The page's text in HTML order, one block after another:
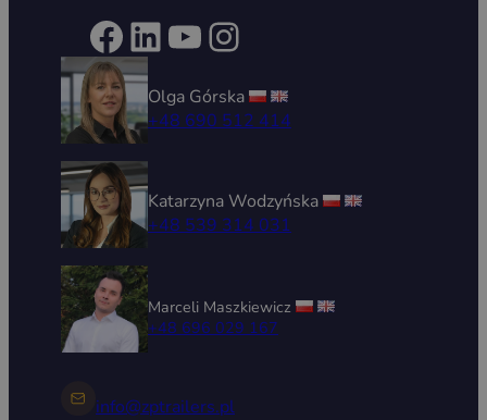
Facebook LinkedIn YouTube Instagram
Olga Górska
+48 690 512 414
Katarzyna Wodzyńska
+48 539 314 031
Marceli Maszkiewicz
+48 696 029 167
info@zptrailers.pl